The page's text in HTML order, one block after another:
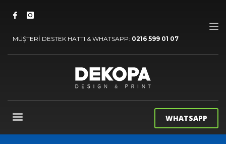
MÜŞTERİ DESTEK HATTI & WHATSAPP: 0216 599 01 07
WHATSAPP